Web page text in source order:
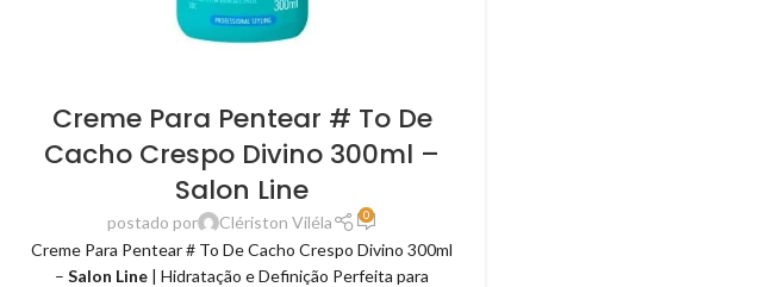
Creme Para Pentear # To De
Cacho Crespo Divino 300ml –
Salon Line
postado por Clériston Viléla 0
Creme Para Pentear # To De Cacho Crespo Divino 300ml
–Salon Line | Hidratação e Definição Perfeita para